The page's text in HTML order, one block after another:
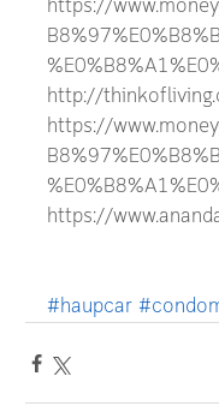
https://
http://
https://
https://
#haupcar